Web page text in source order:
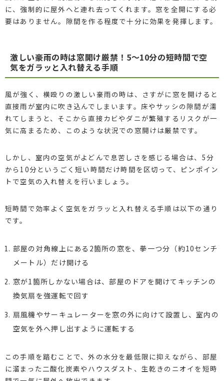
に、強制的に屋外へと連れ去ってくれます。窓を全開にする必
要はありません。隙間を作る程度で十分に効果を発揮します。
激しい豪雨の時は窓開け厳禁！5〜10分の短時間で空
気をガラッと入れ替える手順
風が強く、横殴りの激しい豪雨の時は、さすがに窓を開けると
直接雨が室内に吹き込んでしまいます。床やサッシの隙間が濡
れてしまうと、そこから直接カビやダニが繁殖するリスクが一
気に高まるため、このような状況での窓開けは厳禁です。
しかし、室内の空気がよどんで息苦しさを感じる場合は、5分
から10分というごく短い時間だけ時間を区切って、ピンポイン
トで空気の入れ替えを行いましょう。
短時間で効率よく空気をガラッと入れ替える手順は以下の通り
です。
部屋の対角線上にある2箇所の窓を、拳一つ分（約10センチ
メートル）だけ開ける
窓が1箇所しかない場合は、部屋のドアを開けてキッチンの
換気扇を強運転で回す
扇風機やサーキュレーターを窓の外に向けて設置し、室内の
空気を外へ押し出すように運転する
この手順を踏むことで、外の水分を最低限に抑えながら、部屋
に溜まった二酸化炭素やハウスダスト、生乾きのニオイを短時